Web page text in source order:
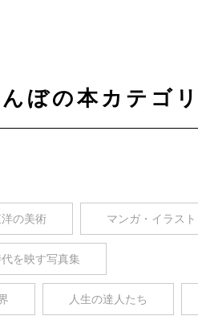
ぼの本カテゴリ
の美術 マンガ・イラスト
代を映す写真集
人生の達人たち